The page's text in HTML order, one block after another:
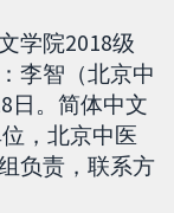
学院2018级
李智（北京中
日。简体中文
，北京中医
负责，联系方